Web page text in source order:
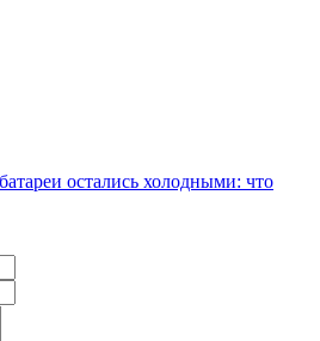
остались холодными: что